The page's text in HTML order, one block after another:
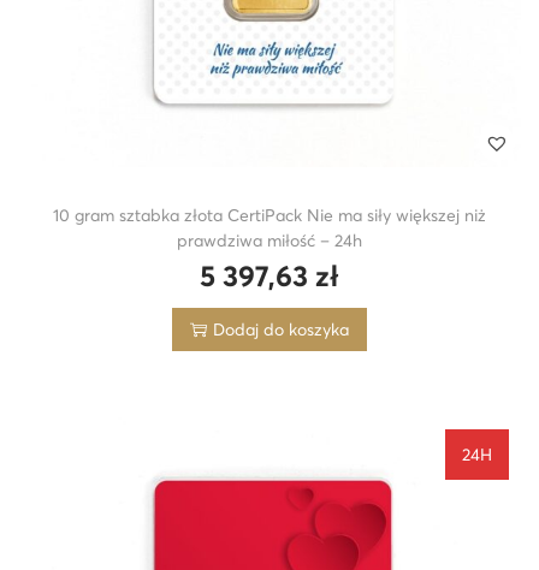
10 gram sztabka złota CertiPack Nie ma siły większej niż
prawdziwa miłość – 24h
5 397,63 zł
Dodaj do koszyka
24H